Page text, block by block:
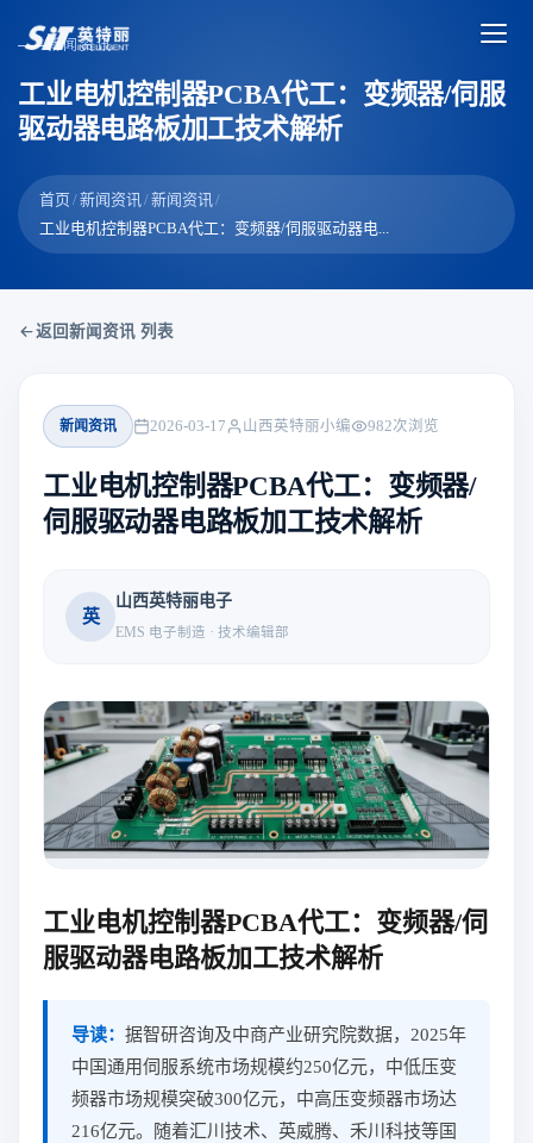
新闻资讯
工业电机控制器PCBA代工：变频器/伺服
驱动器电路板加工技术解析
首页 /新闻资讯 /新闻资讯 /
工业电机控制器PCBA代工：变频器/伺服驱动器电...
返回新闻资讯 列表
新闻资讯 2026-03-17 山西英特丽小编 982次浏览
工业电机控制器PCBA代工：变频器/
伺服驱动器电路板加工技术解析
英
山西英特丽电子
EMS 电子制造 · 技术编辑部
工业电机控制器PCBA代工：变频器/伺
服驱动器电路板加工技术解析
导读： 据智研咨询及中商产业研究院数据，2025年
中国通用伺服系统市场规模约250亿元，中低压变
频器市场规模突破300亿元，中高压变频器市场达
216亿元。随着汇川技术、英威腾、禾川科技等国